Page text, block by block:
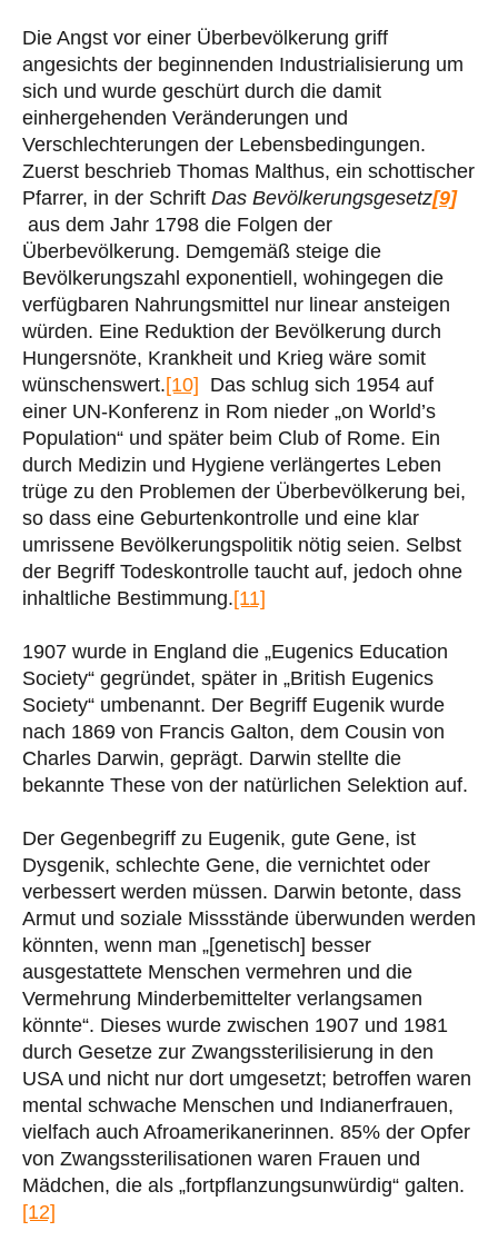
Die Angst vor einer Überbevölkerung griff
angesichts der beginnenden Industrialisierung um
sich und wurde geschürt durch die damit
einhergehenden Veränderungen und
Verschlechterungen der Lebensbedingungen.
Zuerst beschrieb Thomas Malthus, ein schottischer
Pfarrer, in der Schrift Das Bevölkerungsgesetz[9]
aus dem Jahr 1798 die Folgen der
Überbevölkerung. Demgemäß steige die
Bevölkerungszahl exponentiell, wohingegen die
verfügbaren Nahrungsmittel nur linear ansteigen
würden. Eine Reduktion der Bevölkerung durch
Hungersnöte, Krankheit und Krieg wäre somit
wünschenswert.[10] Das schlug sich 1954 auf
einer UN-Konferenz in Rom nieder „on World’s
Population“ und später beim Club of Rome. Ein
durch Medizin und Hygiene verlängertes Leben
trüge zu den Problemen der Überbevölkerung bei,
so dass eine Geburtenkontrolle und eine klar
umrissene Bevölkerungspolitik nötig seien. Selbst
der Begriff Todeskontrolle taucht auf, jedoch ohne
inhaltliche Bestimmung.[11]
1907 wurde in England die „Eugenics Education
Society“ gegründet, später in „British Eugenics
Society“ umbenannt. Der Begriff Eugenik wurde
nach 1869 von Francis Galton, dem Cousin von
Charles Darwin, geprägt. Darwin stellte die
bekannte These von der natürlichen Selektion auf.
Der Gegenbegriff zu Eugenik, gute Gene, ist
Dysgenik, schlechte Gene, die vernichtet oder
verbessert werden müssen. Darwin betonte, dass
Armut und soziale Missstände überwunden werden
könnten, wenn man „[genetisch] besser
ausgestattete Menschen vermehren und die
Vermehrung Minderbemittelter verlangsamen
könnte“. Dieses wurde zwischen 1907 und 1981
durch Gesetze zur Zwangssterilisierung in den
USA und nicht nur dort umgesetzt; betroffen waren
mental schwache Menschen und Indianerfrauen,
vielfach auch Afroamerikanerinnen. 85% der Opfer
von Zwangssterilisationen waren Frauen und
Mädchen, die als „fortpflanzungsunwürdig“ galten.
[12]